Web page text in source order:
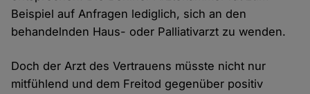
Beispiel auf Anfragen lediglich, sich an den
behandelnden Haus- oder Palliativarzt zu wenden.
Doch der Arzt des Vertrauens müsste nicht nur
mitfühlend und dem Freitod gegenüber positiv